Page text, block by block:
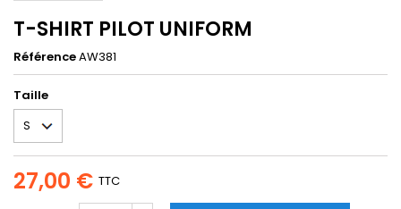
T-SHIRT PILOT UNIFORM
RéférenceAW381
Taille
27,00 € TTC